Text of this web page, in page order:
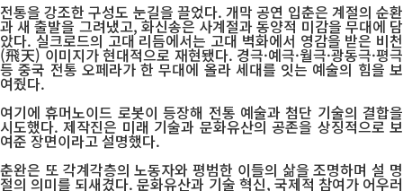
전통을 강조한 구성도 눈길을 끌었다. 개막 공연 입춘은 계절의 순환
과 새 출발을 그려냈고, 화신송은 사계절과 동양적 미감을 무대에 담
았다. 실크로드의 고대 리듬에서는 고대 벽화에서 영감을 받은 비천
(飛天) 이미지가 현대적으로 재현됐다. 경극·예극·월극·광동극·평극
등 중국 전통 오페라가 한 무대에 올라 세대를 잇는 예술의 힘을 보
여줬다.
여기에 휴머노이드 로봇이 등장해 전통 예술과 첨단 기술의 결합을
시도했다. 제작진은 미래 기술과 문화유산의 공존을 상징적으로 보
여준 장면이라고 설명했다.
춘완은 또 각계각층의 노동자와 평범한 이들의 삶을 조명하며 설 명
절의 의미를 되새겼다. 문화유산과 기술 혁신, 국제적 참여가 어우러